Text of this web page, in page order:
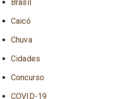
Brasil
Caicó
Chuva
Cidades
Concurso
COVID-19